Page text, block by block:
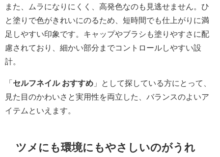
また、ムラになりにくく、高発色なのも見逃せません。ひ
と塗りで色がきれいにのるため、短時間でも仕上がりに満
足しやすい印象です。キャップやブラシも塗りやすさに配
慮されており、細かい部分までコントロールしやすい設
計。
「 セルフネイル おすすめ 」として探している方にとって、
見た目のかわいさと実用性を両立した、バランスのよいア
イテムといえます。
ツメにも環境にもやさしいのがうれ